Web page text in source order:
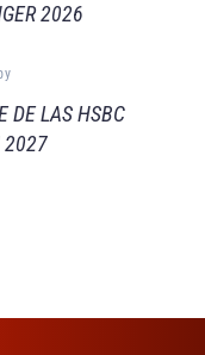
2026
DE LAS HSBC
2027